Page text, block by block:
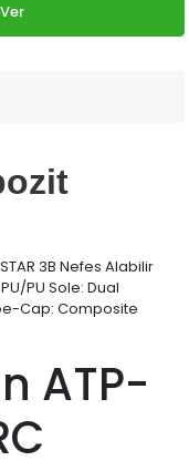
3B Nefes Alabilir
PU Sole: Dual
Cap: Composite
ATP-